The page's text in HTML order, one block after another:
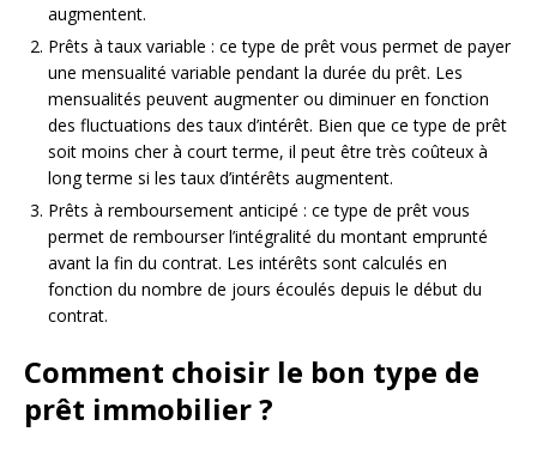
augmentent.
Prêts à taux variable : ce type de prêt vous permet de payer
une mensualité variable pendant la durée du prêt. Les
mensualités peuvent augmenter ou diminuer en fonction
des fluctuations des taux d’intérêt. Bien que ce type de prêt
soit moins cher à court terme, il peut être très coûteux à
long terme si les taux d’intérêts augmentent.
Prêts à remboursement anticipé : ce type de prêt vous
permet de rembourser l’intégralité du montant emprunté
avant la fin du contrat. Les intérêts sont calculés en
fonction du nombre de jours écoulés depuis le début du
contrat.
Comment choisir le bon type de
prêt immobilier ?